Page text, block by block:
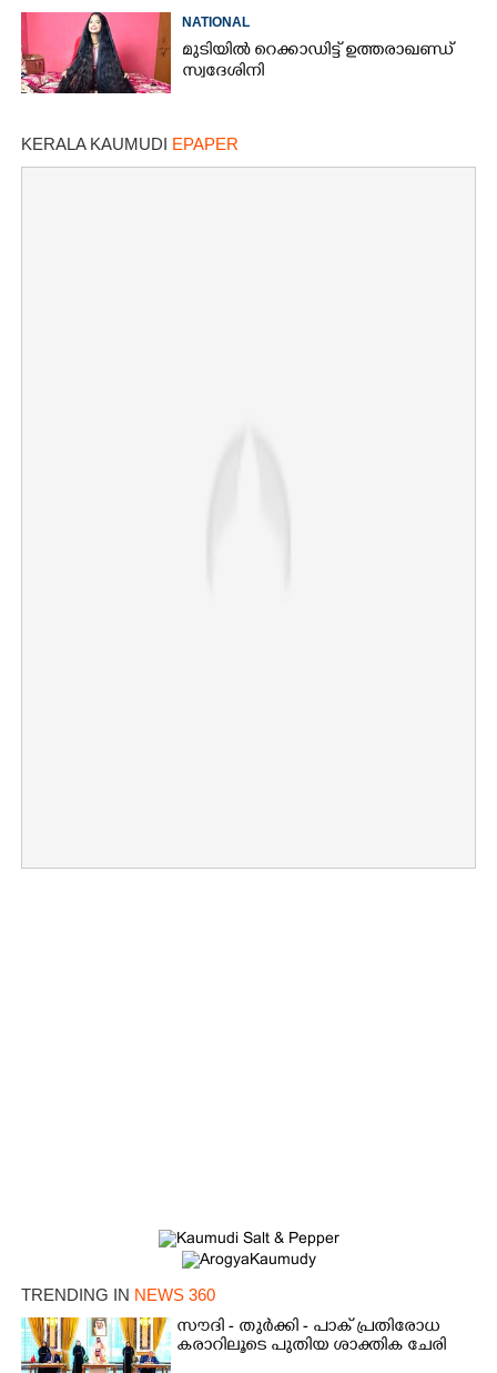
NATIONAL
മുടിയിൽ റെക്കാഡിട്ട് ഉത്തരാഖണ്ഡ്
സ്വദേശിനി
KERALA KAUMUDI EPAPER
TRENDING IN NEWS 360
സൗദി - തുർക്കി - പാക് പ്രതിരോധ
കരാറിലൂടെ പുതിയ ശാക്തിക ചേരി
Share this link